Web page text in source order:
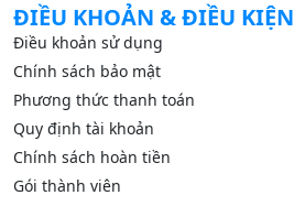
ĐIỀU KHOẢN & ĐIỀU KIỆN
Điều khoản sử dụng
Chính sách bảo mật
Phương thức thanh toán
Quy định tài khoản
Chính sách hoàn tiền
Gói thành viên